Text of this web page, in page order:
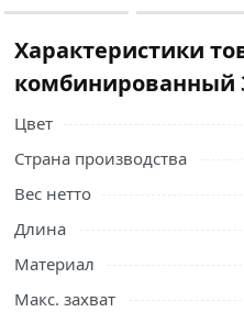
Характеристики
комбинированный
Цвет
Страна производства
Вес нетто
Длина
Материал
Макс. захват